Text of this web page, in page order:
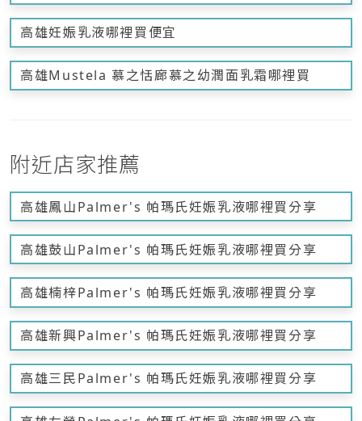
高雄妊娠乳液哪裡買便宜
高雄Mustela 慕之恬廊慕之幼潤面乳霜哪裡買
附近店家推薦
高雄鳳山Palmer's 帕瑪氏妊娠乳液哪裡買分享
高雄鼓山Palmer's 帕瑪氏妊娠乳液哪裡買分享
高雄楠梓Palmer's 帕瑪氏妊娠乳液哪裡買分享
高雄新興Palmer's 帕瑪氏妊娠乳液哪裡買分享
高雄三民Palmer's 帕瑪氏妊娠乳液哪裡買分享